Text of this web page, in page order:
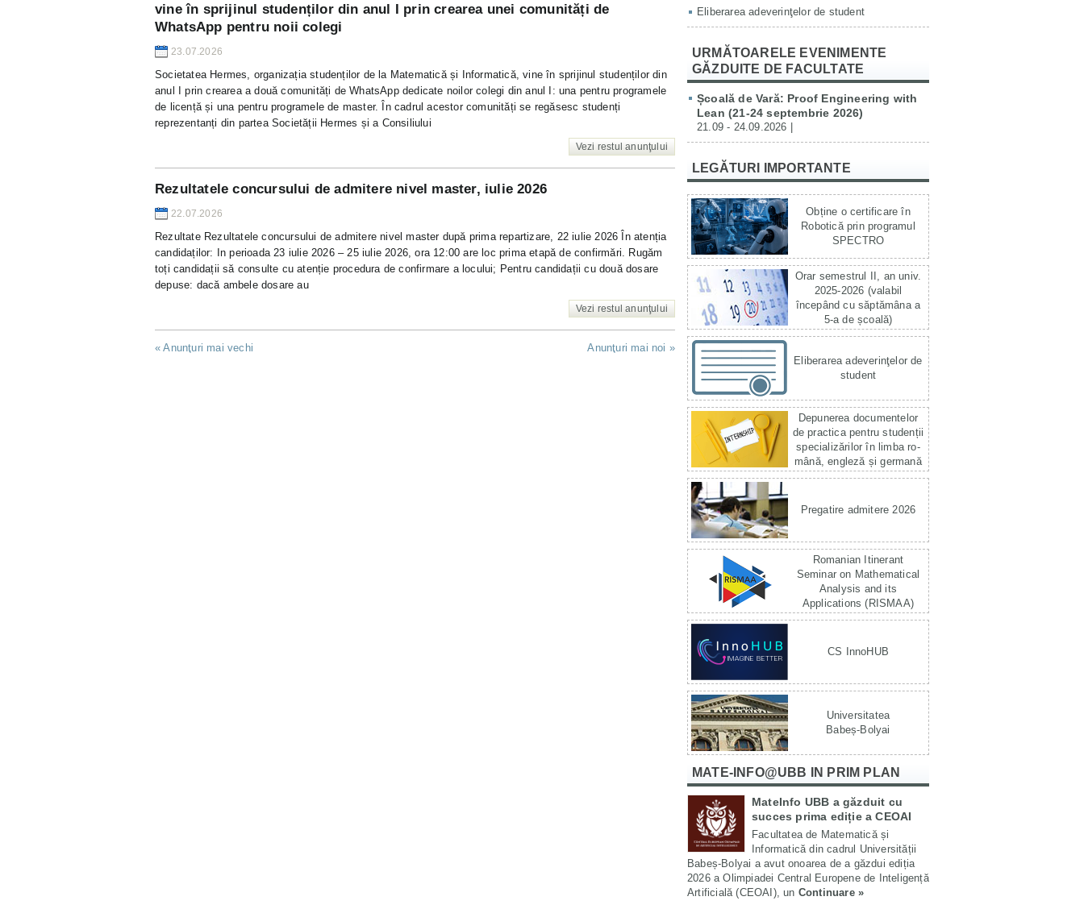
vine în sprijinul studenților din anul I prin crearea unei comunități de
WhatsApp pentru noii colegi
23.07.2026
Societatea Hermes, organizația studenților de la Matematică și Informatică, vine în sprijinul studenților din
anul I prin crearea a două comunități de WhatsApp dedicate noilor colegi din anul I: una pentru programele
de licență și una pentru programele de master. În cadrul acestor comunități se regăsesc studenți
reprezentanți din partea Societății Hermes și a Consiliului
Vezi restul anunţului
Rezultatele concursului de admitere nivel master, iulie 2026
22.07.2026
Rezultate Rezultatele concursului de admitere nivel master după prima repartizare, 22 iulie 2026 În atenția
candidaților: In perioada 23 iulie 2026 – 25 iulie 2026, ora 12:00 are loc prima etapă de confirmări. Rugăm
toți candidații să consulte cu atenție procedura de confirmare a locului; Pentru candidații cu două dosare
depuse: dacă ambele dosare au
Vezi restul anunţului
« Anunţuri mai vechi Anunţuri mai noi »
Eliberarea adeverinţelor de student
URMĂTOARELE EVENIMENTE
GĂZDUITE DE FACULTATE
Școală de Vară: Proof Engineering with
Lean (21-24 septembrie 2026)
21.09 - 24.09.2026 |
LEGĂTURI IMPORTANTE
Obține o certificare în
Robotică prin programul
SPECTRO
Orar semestrul II, an univ.
2025-2026 (valabil
începând cu săptămâna a
5-a de școală)
Eliberarea adeverinţelor de
student
Depunerea documentelor
de practica pentru studenții
specializărilor în limba ro­
mână, engleză și germană
Pregatire admitere 2026
Romanian Itinerant
Seminar on Mathematical
Analysis and its
Applications (RISMAA)
CS InnoHUB
Universitatea
Babeș-Bolyai
MATE-INFO@UBB IN PRIM PLAN
MateInfo UBB a găzduit cu
succes prima ediție a CEOAI
Facultatea de Matematică și
Informatică din cadrul Universității
Babeș-Bolyai a avut onoarea de a găzdui ediția
2026 a Olimpiadei Central Europene de Inteligență
Artificială (CEOAI), un Continuare »